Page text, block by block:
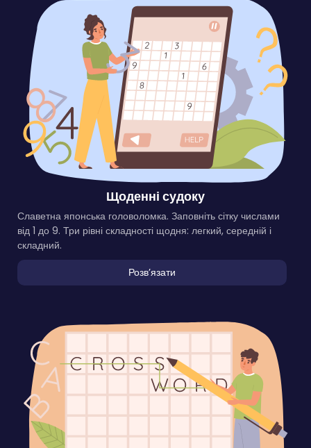
Щоденні судоку
Славетна японська головоломка. Заповніть сітку числами
від 1 до 9. Три рівні складності щодня: легкий, середній і
складний.
Розвʼязати